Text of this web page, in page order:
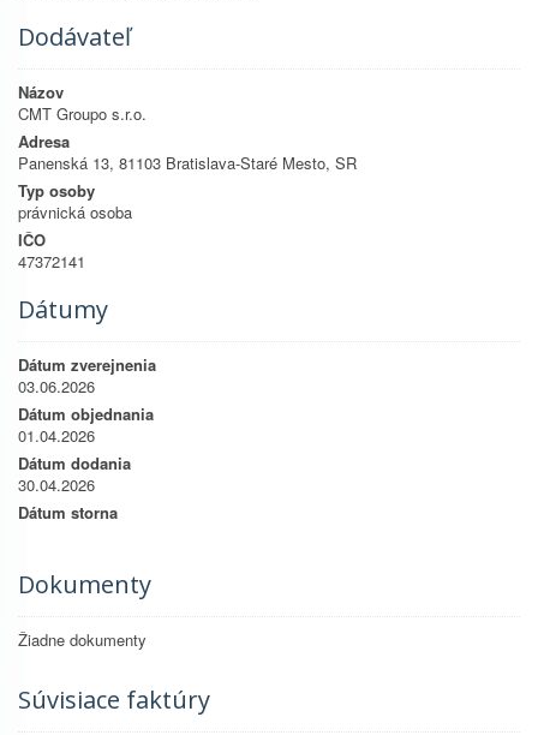
Dodávateľ
Názov
CMT Groupo s.r.o.
Adresa
Panenská 13, 81103 Bratislava-Staré Mesto, SR
Typ osoby
právnická osoba
IČO
47372141
Dátumy
Dátum zverejnenia
03.06.2026
Dátum objednania
01.04.2026
Dátum dodania
30.04.2026
Dátum storna
Dokumenty
Žiadne dokumenty
Súvisiace faktúry